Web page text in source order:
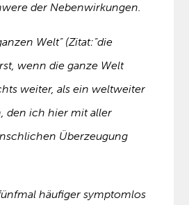
der Nebenwirkungen.
Welt“ (Zitat:“die
wenn die ganze Welt
weiter, als ein weltweiter
den ich hier mit aller
Überzeugung
häufiger symptomlos